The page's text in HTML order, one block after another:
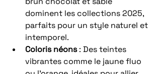
dominent les collections 2025,
parfaits pour un style naturel et
intemporel.
Coloris néons : Des teintes
vibrantes comme le jaune fluo